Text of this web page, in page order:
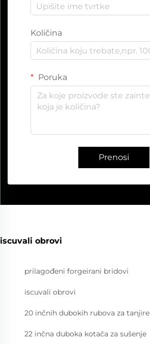
Količina
Poruka
Prenosi
iscuvali obrovi
prilagođeni forgeirani bridovi
iscuvali obrovi
20 inčnih dubokih rubova za tanjire
22 inčna duboka kotača za sušenje